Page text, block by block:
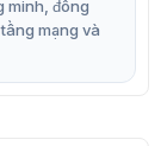
vật thể mất
phát hiện đỗ
minh, đồng
mạng và